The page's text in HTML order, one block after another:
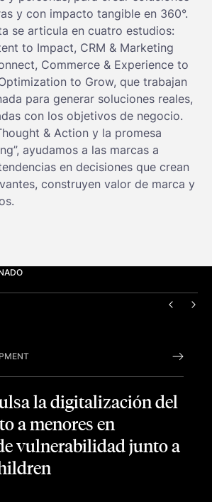
y con impacto tangible en 360°.
se articula en cuatro estudios:
to Impact, CRM & Marketing
Commerce & Experience to
to Grow, que trabajan
para generar soluciones reales,
con los objetivos de negocio.
& Action y la promesa
ayudamos a las marcas a
en decisiones que crean
construyen valor de marca y
la digitalización del
a menores en
vulnerabilidad junto a